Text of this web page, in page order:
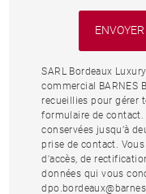
SARL Bordeaux
commercial BARNES
recueillies pour gérer
formulaire de
conservées jusqu’à
prise de contact.
d'accès, de
données qui vous